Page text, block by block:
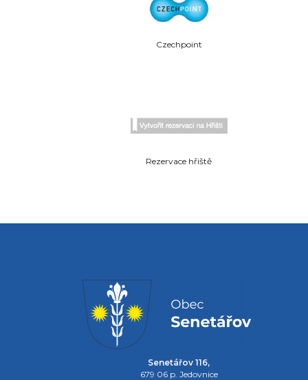
Czechpoint
Rezervace hřiště
Senetářov 116,
679 06 p. Jedovnice